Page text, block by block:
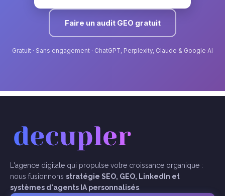
Faire un audit GEO gratuit
Gratuit · Sans engagement · ChatGPT, Perplexity, Claude & Google AI
L'agence digitale qui propulse votre croissance organique :
nous fusionnons stratégie SEO, GEO, LinkedIn et
systèmes d'agents IA personnalisés